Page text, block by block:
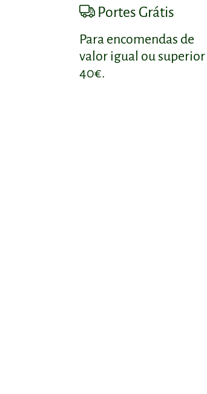
Digestão e Trânsito
Emagrecimento
Energia
Portes Grátis
Para encomendas de
valor igual ou superior
40€.